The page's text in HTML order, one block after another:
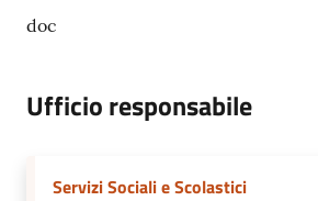
doc
Ufficio responsabile
Servizi Sociali e Scolastici